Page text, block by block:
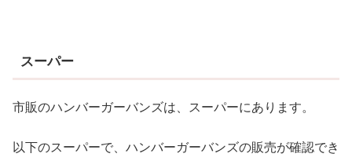
スーパー
市販のハンバーガーバンズは、スーパーにあります。
以下のスーパーで、ハンバーガーバンズの販売が確認でき